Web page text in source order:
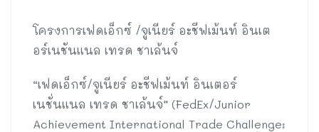
โครงการเฟดเอ็กซ์ /จูเนียร์ อะชีฟเม้นท์ อินเต
อร์เนชันแนล เทรด ชาเล้นจ์
“เฟดเอ็กซ์/จูเนียร์ อะชีฟเม้นท์ อินเตอร์
เนชั่นแนล เทรด ชาเล้นจ์” (FedEx/Junior
Achievement International Trade Challenge: